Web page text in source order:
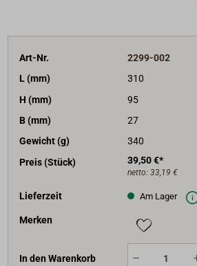
Art-Nr.
2299-002
L (mm)
310
H (mm)
95
B (mm)
27
Gewicht (g)
340
Preis (Stück)
39,50 €*
netto: 33,19 €
Lieferzeit Am Lager
Merken
In den Warenkorb